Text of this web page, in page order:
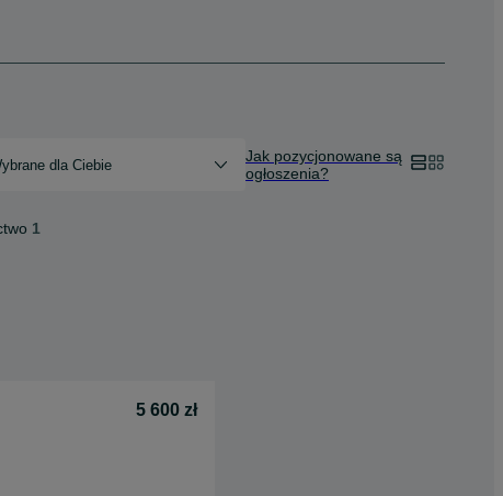
dla Ciebie
Jak pozycjonowane są
ogłoszenia?
1
5 600 zł